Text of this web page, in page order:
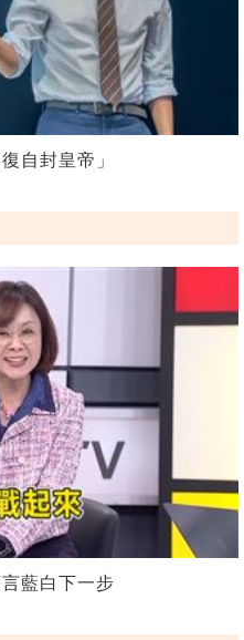
自封皇帝」
藍白下一步